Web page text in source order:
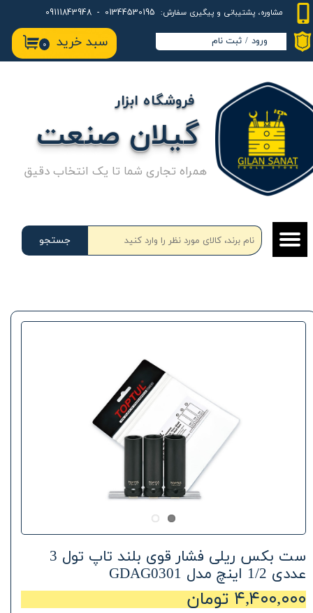
مشاوره، پشتیبانی و پیگیری سفارش:
۰ سبد خرید ورود / ثبت نام
حساب کاربری من
تغییر گذر واژه
سفارشات
خروج از حساب کاربری
جستجو
گیلان صنعت
فروشگاه ابزار
همراه تجاری شما تا یک انتخاب دقیق
ست بکس ریلی فشار قوی بلند تاپ تول 3
عددی 1/2 اینچ مدل GDAG0301
۴,۴۰۰,۰۰۰ تومان